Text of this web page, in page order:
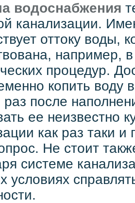
водоснабжения
канализации.
оттоку воды,
например,
процедур.
копить воду
после
ее неизвестно
как раз таки и
Не стоит
системе
условиях